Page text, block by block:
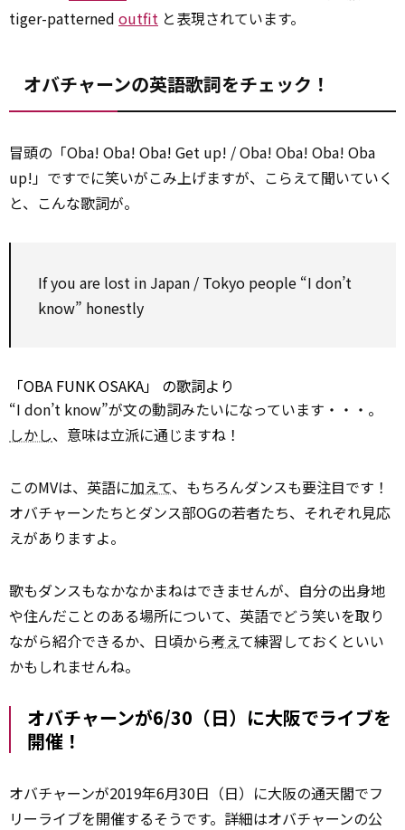
tiger-patterned outfit と表現されています。
オバチャーンの英語歌詞をチェック！
冒頭の「Oba! Oba! Oba! Get up! / Oba! Oba! Oba! Oba
up!」ですでに笑いがこみ上げますが、こらえて聞いていく
と、こんな歌詞が。
If you are lost in Japan / Tokyo people “I don’t
know” honestly
「OBA FUNK OSAKA」
の歌詞より
“I don’t know”が文の動詞みたいになっています・・・。
しかし、意味は立派に通じますね！
このMVは、英語に加えて、もちろんダンスも要注目です！
オバチャーンたちとダンス部OGの若者たち、それぞれ見応
えがありますよ。
歌もダンスもなかなかまねはできませんが、自分の出身地
や住んだことのある場所について、英語でどう笑いを取り
ながら紹介できるか、日頃から考えて練習しておくといい
かもしれませんね。
オバチャーンが6/30（日）に大阪でライブを
開催！
オバチャーンが2019年6月30日（日）に大阪の通天閣でフ
リーライブを開催するそうです。詳細はオバチャーンの公